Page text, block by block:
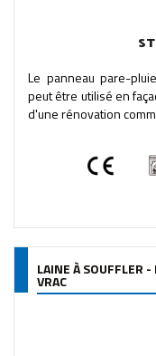
Le panneau pare-
peut être utilisé en
d'une rénovation
LAINE À SOUFFLER
VRAC